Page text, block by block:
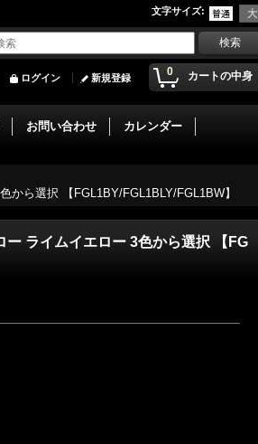
文字サイズ:
0 カートの中身
ログイン 新規登録
お問い合わせ カレンダー
ら選択 【FGL1BY/FGL1BLY/FGL1BW】
ライムイエロー 3色から選択 【FG